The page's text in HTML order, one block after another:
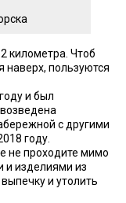
километра. Чтоб
наверх, пользуются
и был
с другими
году.
не проходите мимо
и изделиями из
и утолить